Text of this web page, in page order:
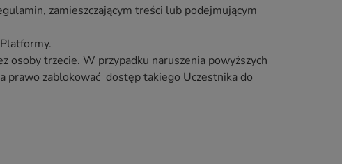
zamieszczającym treści lub podejmującym
osoby trzecie. W przypadku naruszenia powyższych
prawo zablokować dostęp takiego Uczestnika do